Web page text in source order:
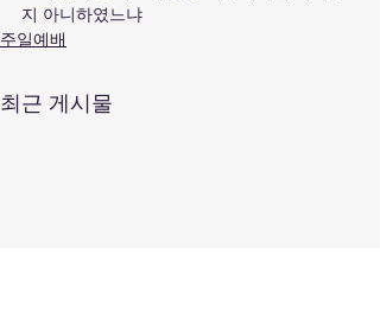
지 아니하였느냐
주일예배
최근 게시물